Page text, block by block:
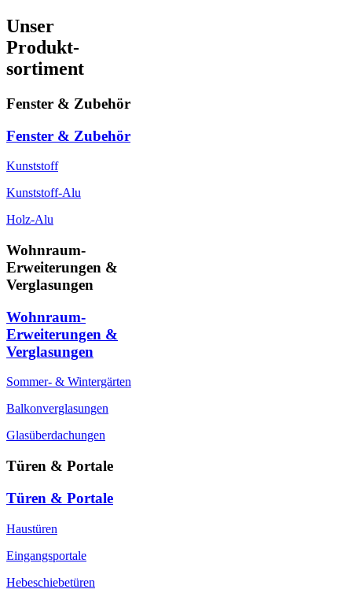
Unser
Produkt-
sortiment
Fenster & Zubehör
Fenster & Zubehör
Kunststoff
Kunststoff-Alu
Holz-Alu
Wohnraum-
Erweiterungen &
Verglasungen
Wohnraum-
Erweiterungen &
Verglasungen
Sommer- & Wintergärten
Balkonverglasungen
Glasüberdachungen
Türen & Portale
Türen & Portale
Haustüren
Eingangsportale
Hebeschiebetüren